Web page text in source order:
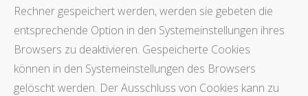
Rechner gespeichert werden, werden sie gebeten die
entsprechende Option in den Systemeinstellungen ihres
Browsers zu deaktivieren. Gespeicherte Cookies
können in den Systemeinstellungen des Browsers
gelöscht werden. Der Ausschluss von Cookies kann zu